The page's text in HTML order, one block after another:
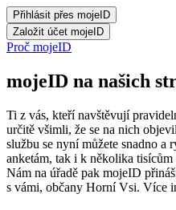
Proč mojeID
mojeID na našich
Ti z vás, kteří navštěvují
určitě všimli, že se na nich
službu se nyní můžete snadno a
anketám, tak i k několika tisícům
Nám na úřadě pak mojeID
s vámi, občany Horní Vsi. Více